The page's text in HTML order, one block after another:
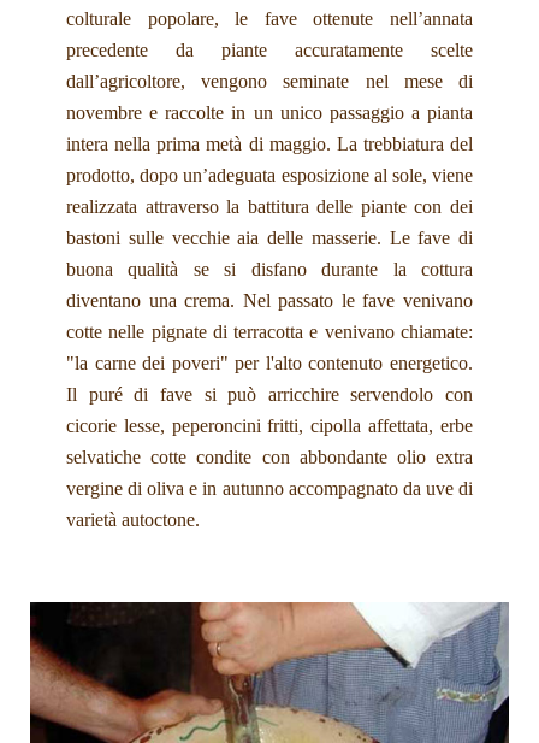
colturale popolare, le fave ottenute nell’annata
precedente da piante accuratamente scelte
dall’agricoltore, vengono seminate nel mese di
novembre e raccolte in un unico passaggio a pianta
intera nella prima metà di maggio. La trebbiatura del
prodotto, dopo un’adeguata esposizione al sole, viene
realizzata attraverso la battitura delle piante con dei
bastoni sulle vecchie aia delle masserie. Le fave di
buona qualità se si disfano durante la cottura
diventano una crema. Nel passato le fave venivano
cotte nelle pignate di terracotta e venivano chiamate:
"la carne dei poveri" per l'alto contenuto energetico.
Il puré di fave si può arricchire servendolo con
cicorie lesse, peperoncini fritti, cipolla affettata, erbe
selvatiche cotte condite con abbondante olio extra
vergine di oliva e in autunno accompagnato da uve di
varietà autoctone.